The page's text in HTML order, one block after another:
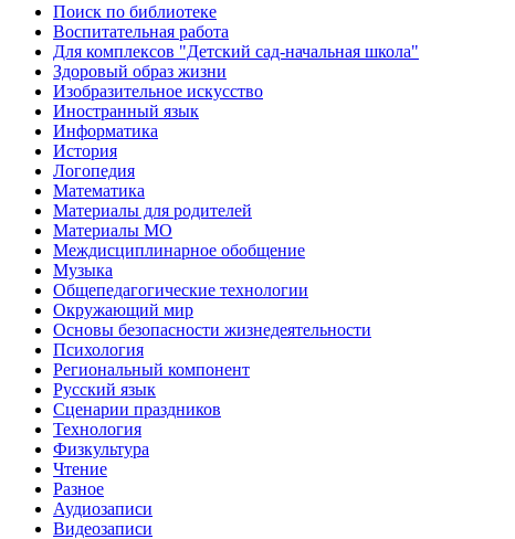
Поиск по библиотеке
Воспитательная работа
Для комплексов "Детский сад-начальная школа"
Здоровый образ жизни
Изобразительное искусство
Иностранный язык
Информатика
История
Логопедия
Математика
Материалы для родителей
Материалы МО
Междисциплинарное обобщение
Музыка
Общепедагогические технологии
Окружающий мир
Основы безопасности жизнедеятельности
Психология
Региональный компонент
Русский язык
Сценарии праздников
Технология
Физкультура
Чтение
Разное
Аудиозаписи
Видеозаписи